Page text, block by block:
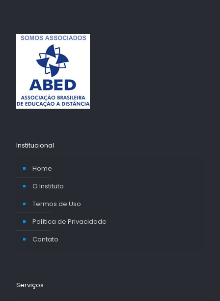
Institucional
Home
O Instituto
Termos de Uso
Política de Privacidade
Contato
Serviços